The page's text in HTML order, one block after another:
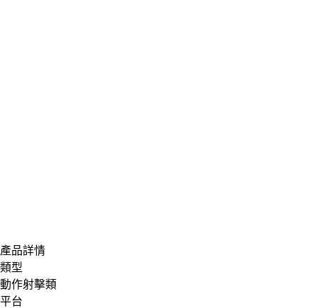
產品詳情
類型
動作射擊類
平台